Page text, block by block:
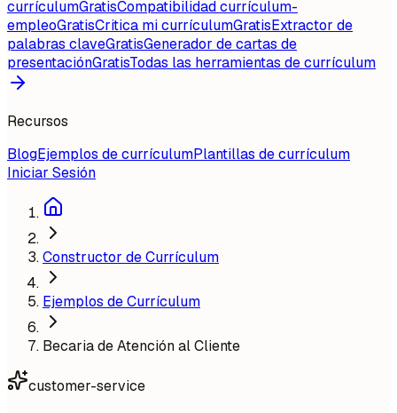
currículumGratisCompatibilidad currículum-
empleoGratisCritica mi currículumGratisExtractor de
palabras claveGratisGenerador de cartas de
presentaciónGratisTodas las herramientas de currículum
Recursos
BlogEjemplos de currículumPlantillas de currículum
Iniciar Sesión
Constructor de Currículum
Ejemplos de Currículum
Becaria de Atención al Cliente
customer-service